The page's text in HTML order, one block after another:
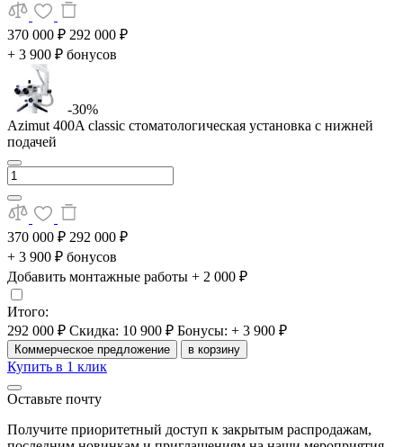
370 000 ₽ 292 000 ₽
+ 3 900 ₽ бонусов
-30%
Azimut 400A classic стоматологическая установка с нижней
подачей
370 000 ₽ 292 000 ₽
+ 3 900 ₽ бонусов
Добавить монтажные работы + 2 000 ₽
Итого:
292 000 ₽ Скидка: 10 900 ₽ Бонусы: + 3 900 ₽
Коммерческое предложение в корзину
Купить в 1 клик
Оставьте почту
Получите приоритетный доступ к закрытым распродажам,